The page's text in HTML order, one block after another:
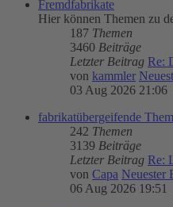
Fremdfabrikate
Hier können Themen zu
187 Themen
3460 Beiträge
Letzter Beitrag Re:
von kammler
03 Aug 2026 21:06
fabrikatübergeifende
242 Themen
3139 Beiträge
Letzter Beitrag Re:
von Capa Neuester
06 Aug 2026 19:51